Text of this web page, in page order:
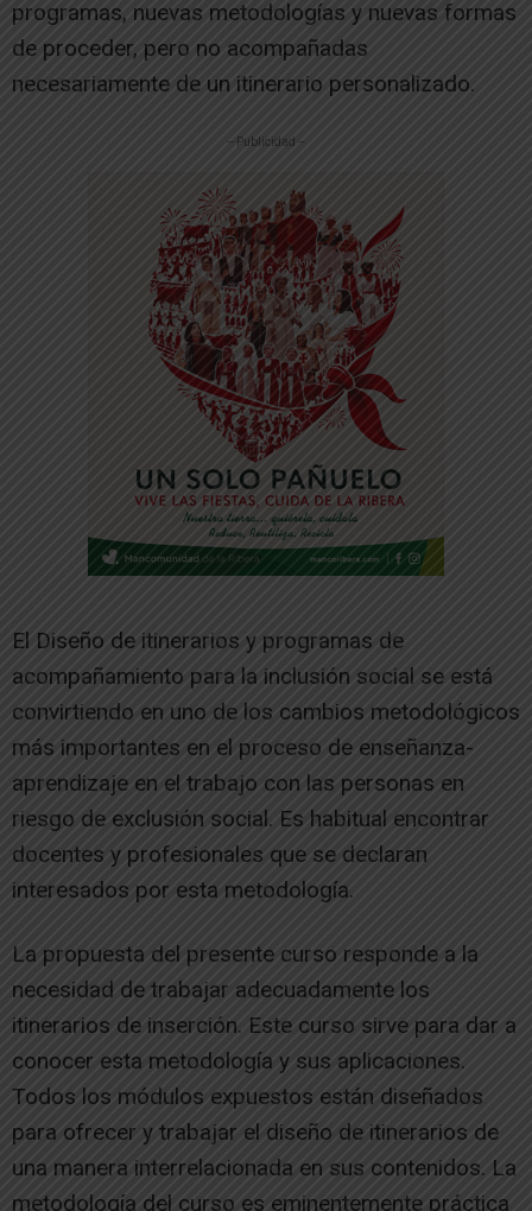
programas, nuevas metodologías y nuevas formas
de proceder, pero no acompañadas
necesariamente de un itinerario personalizado.
-- Publicidad --
El Diseño de itinerarios y programas de
acompañamiento para la inclusión social se está
convirtiendo en uno de los cambios metodológicos
más importantes en el proceso de enseñanza-
aprendizaje en el trabajo con las personas en
riesgo de exclusión social. Es habitual encontrar
docentes y profesionales que se declaran
interesados por esta metodología.
La propuesta del presente curso responde a la
necesidad de trabajar adecuadamente los
itinerarios de inserción. Este curso sirve para dar a
conocer esta metodología y sus aplicaciones.
Todos los módulos expuestos están diseñados
para ofrecer y trabajar el diseño de itinerarios de
una manera interrelacionada en sus contenidos. La
metodología del curso es eminentemente práctica